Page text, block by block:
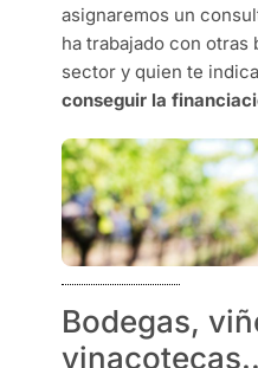
asignaremos un
ha trabajado con otras
sector y quien te
conseguir la
Bodegas,